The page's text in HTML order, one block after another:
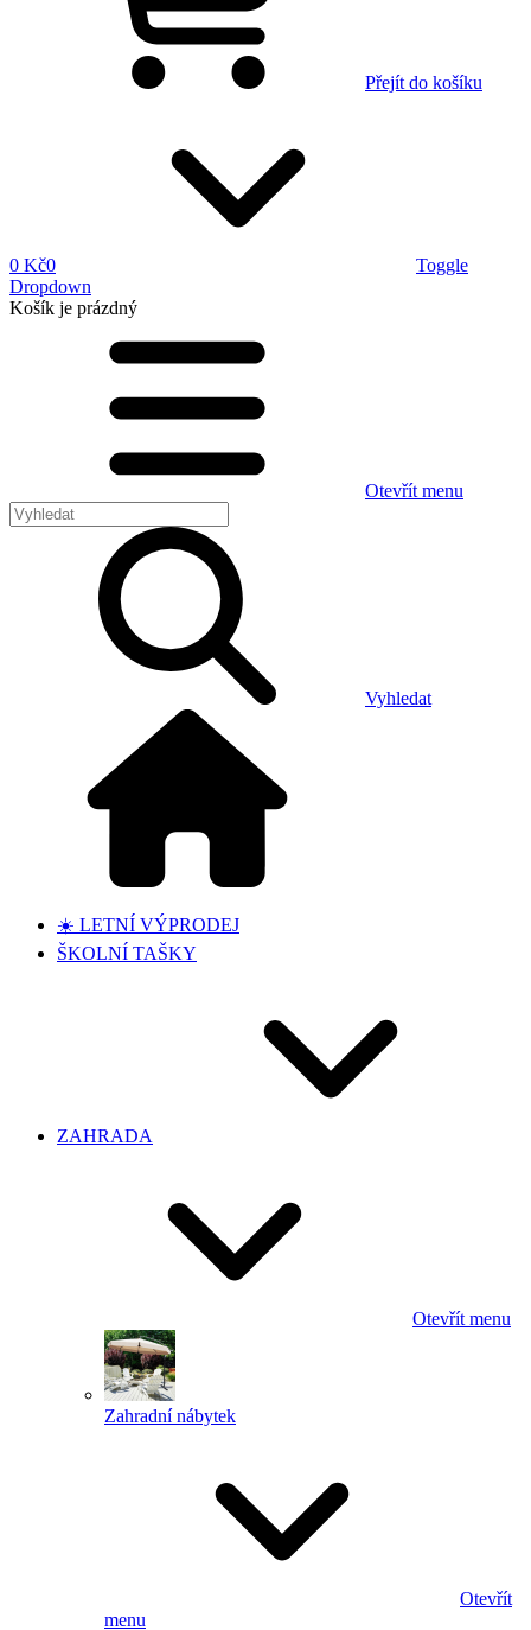
Přejít do košíku
0 Kč0
Toggle
Dropdown
Košík je prázdný
Otevřít menu
Vyhledat
☀️ LETNÍ VÝPRODEJ
ŠKOLNÍ TAŠKY
ZAHRADA
Otevřít menu
Zahradní nábytek
Otevřít
menu